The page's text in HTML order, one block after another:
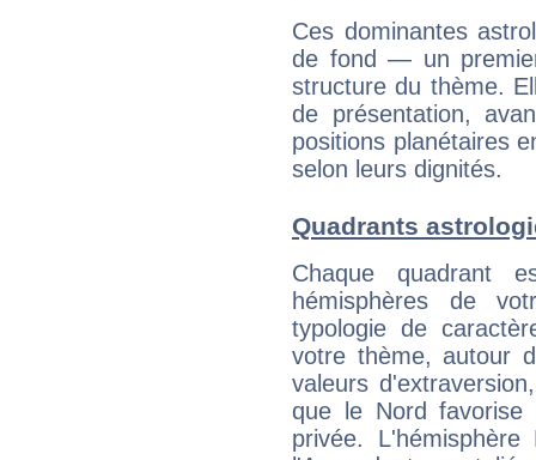
Ces dominantes
de fond — un
structure du thème.
de présentation,
positions planétaires
selon leurs dignités.
Quadrants
Chaque quadrant
hémisphères de
typologie de
votre thème, autour
valeurs
que le Nord favorise
privée.